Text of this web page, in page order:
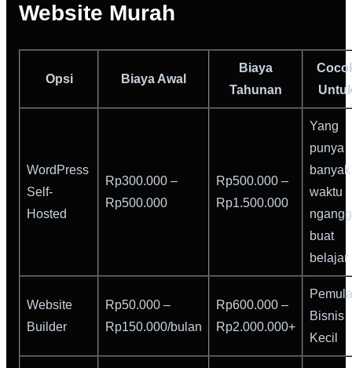
Website Murah
Opsi Biaya Awal
Biaya
Tahunan
WordPress
Self-
Hosted
Rp300.000 –
Rp500.000
Rp500.000 –
Rp1.500.000
Yang
punya
banyak
waktu
buat
belajar
Website
Builder
Rp50.000 –
Rp150.000/bulan
Rp600.000 –
Rp2.000.000+
Bisnis
Kecil